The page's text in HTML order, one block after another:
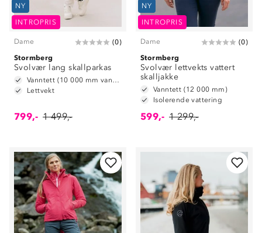
NY
INTROPRIS
Dame (0)
Stormberg
Svolvær lang skallparkas
Vanntett (10 000 mm vannsøyle)
Lettvekt
799,- 1 499,-
NY
INTROPRIS
Dame (0)
Stormberg
Svolvær lettvekts vattert
skalljakke
Vanntett (12 000 mm)
Isolerende vattering
599,- 1 299,-